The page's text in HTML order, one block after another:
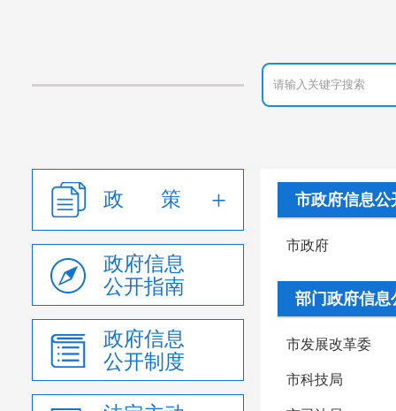
政 策
政府信息
公开指南
政府信息
公开制度
市政府信息公
市政府
部门政府信息
市发展改革委
市科技局